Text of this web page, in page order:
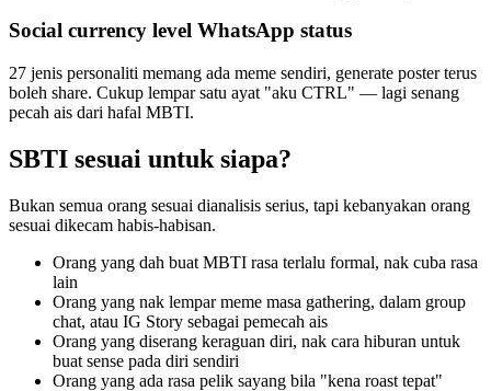
Social currency level WhatsApp status
27 jenis personaliti memang ada meme sendiri, generate poster terus
boleh share. Cukup lempar satu ayat "aku CTRL" — lagi senang
pecah ais dari hafal MBTI.
SBTI sesuai untuk siapa?
Bukan semua orang sesuai dianalisis serius, tapi kebanyakan orang
sesuai dikecam habis-habisan.
Orang yang dah buat MBTI rasa terlalu formal, nak cuba rasa
lain
Orang yang nak lempar meme masa gathering, dalam group
chat, atau IG Story sebagai pemecah ais
Orang yang diserang keraguan diri, nak cara hiburan untuk
buat sense pada diri sendiri
Orang yang ada rasa pelik sayang bila "kena roast tepat"